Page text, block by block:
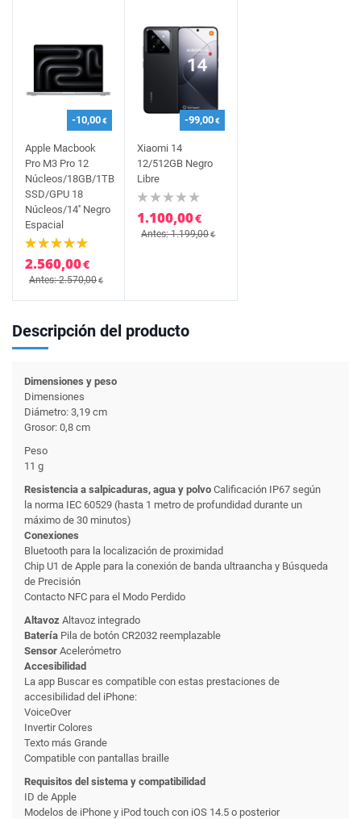
-10,00€
Apple Macbook
Pro M3 Pro 12
Núcleos/18GB/1TB
SSD/GPU 18
Núcleos/14'' Negro
Espacial
2.560,00€
Antes: 2.570,00€
-99,00€
Xiaomi 14
12/512GB Negro
Libre
1.100,00€
Antes: 1.199,00€
Descripción del producto
Dimensiones y peso
Dimensiones
Diámetro: 3,19 cm
Grosor: 0,8 cm
Peso
11 g
Resistencia a salpicaduras, agua y polvo Calificación IP67 según
la norma IEC 60529 (hasta 1 metro de profundidad durante un
máximo de 30 minutos)
Conexiones
Bluetooth para la localización de proximidad
Chip U1 de Apple para la conexión de banda ultraancha y Búsqueda
de Precisión
Contacto NFC para el Modo Perdido
Altavoz Altavoz integrado
Batería Pila de botón CR2032 reemplazable
Sensor Acelerómetro
Accesibilidad
La app Buscar es compatible con estas prestaciones de
accesibilidad del iPhone:
VoiceOver
Invertir Colores
Texto más Grande
Compatible con pantallas braille
Requisitos del sistema y compatibilidad
ID de Apple
Modelos de iPhone y iPod touch con iOS 14.5 o posterior